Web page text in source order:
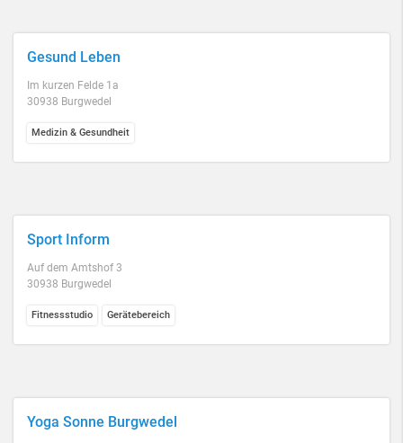
Gesund Leben
Im kurzen Felde 1a
30938 Burgwedel
Medizin & Gesundheit
Sport Inform
Auf dem Amtshof 3
30938 Burgwedel
Fitnessstudio Gerätebereich
Yoga Sonne Burgwedel